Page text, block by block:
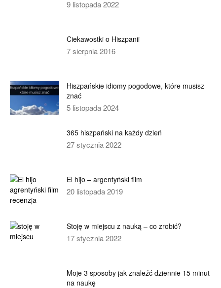
9 listopada 2022
Ciekawostki o Hiszpanii
7 sierpnia 2016
Hiszpańskie idiomy pogodowe, które musisz
znać
5 listopada 2024
365 hiszpański na każdy dzień
27 stycznia 2022
El hijo – argentyński film
20 listopada 2019
Stoję w miejscu z nauką – co zrobić?
17 stycznia 2022
Moje 3 sposoby jak znaleźć dziennie 15 minut
na naukę